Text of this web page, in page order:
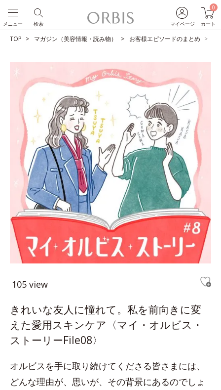
マイページ
0
カート
検索
メニュー
TOP マガジン（美容情報・読み物） お客様エピソードのまとめ
105 view
きれいな友人に憧れて。私を前向きに変
えた愛用スキンケア〈マイ・オルビス・
ストーリーFile08〉
オルビスを手に取り続けてくださる皆さまには、
どんな理由が、思いが、その背景にあるのでしょ